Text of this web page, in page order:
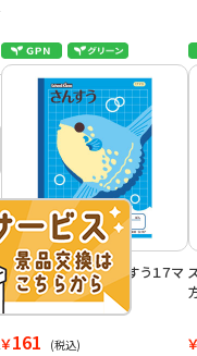
スクールキッズ さんすう１７マ
ス ＳＬ１１７
￥161 (税込) ￥